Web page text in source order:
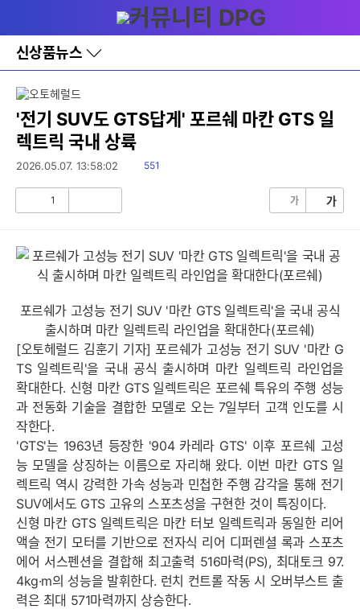
와
홈
신상품뉴스
바
로
레
이
어
창
토
'전기 SUV도 GTS답게' 포르쉐 마칸 GTS 일
렉트릭 국내 상륙
2026.05.07. 13:58:02
읽
551
1 가 가
포르쉐가 고성능 전기 SUV '마칸 GTS 일렉트릭'을 국내 공식
출시하며 마칸 일렉트릭 라인업을 확대한다(포르쉐)
[오토헤럴드 김훈기 기자] 포르쉐가 고성능 전기 SUV '마칸 G
TS 일렉트릭'을 국내 공식 출시하며 마칸 일렉트릭 라인업을
확대한다. 신형 마칸 GTS 일렉트릭은 포르쉐 특유의 주행 성능
과 전동화 기술을 결합한 모델로 오는 7일부터 고객 인도를 시
작한다.
'GTS'는 1963년 등장한 '904 카레라 GTS' 이후 포르쉐 고성
능 모델을 상징하는 이름으로 자리해 왔다. 이번 마칸 GTS 일
렉트릭 역시 강력한 가속 성능과 민첩한 주행 감각을 통해 전기
SUV에서도 GTS 고유의 스포츠성을 구현한 것이 특징이다.
신형 마칸 GTS 일렉트릭은 마칸 터보 일렉트릭과 동일한 리어
액슬 전기 모터를 기반으로 전자식 리어 디퍼렌셜 록과 스포츠
에어 서스펜션을 결합해 최고출력 516마력(PS), 최대토크 97.
4kg·m의 성능을 발휘한다. 런치 컨트롤 작동 시 오버부스트 출
력은 최대 571마력까지 상승한다.